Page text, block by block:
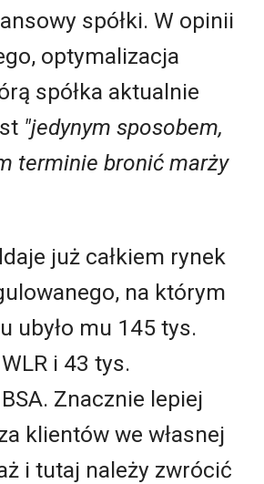
spółki. W opinii
optymalizacja
spółka aktualnie
"jedynym sposobem,
terminie bronić marży
już całkiem rynek
na którym
ubyło mu 145 tys.
i 43 tys.
Znacznie lepiej
klientów we własnej
i tutaj należy zwrócić